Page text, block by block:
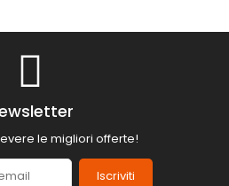
le migliori offerte!
Iscriviti